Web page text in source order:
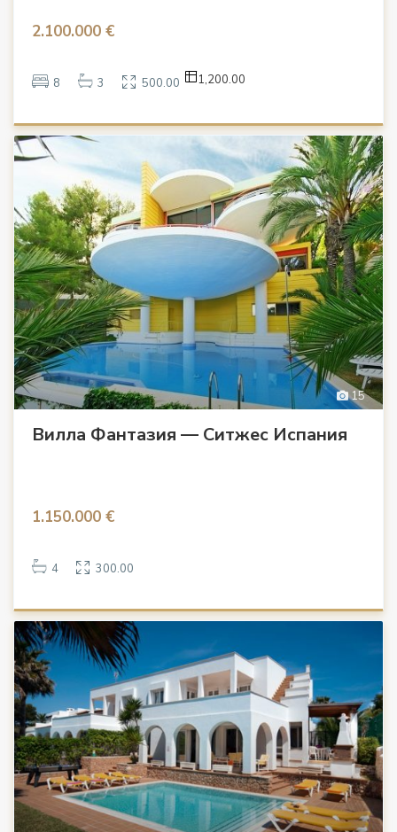
2.100.000 €
8 3 500.00 1,200.00
15
Вилла Фантазия — Ситжес Испания
1.150.000 €
4 300.00